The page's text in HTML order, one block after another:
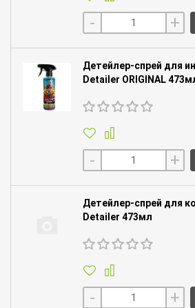
- +
Детейлер-спрей для
Detailer ORIGINAL
- +
Детейлер-спрей для
Detailer 473мл
- +